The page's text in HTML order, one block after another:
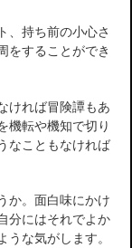
、持ち前の小心さ
をすることができ
ければ冒険譚もあ
機転や機知で切り
なこともなければ
か。面白味にかけ
分にはそれでよか
な気がします。